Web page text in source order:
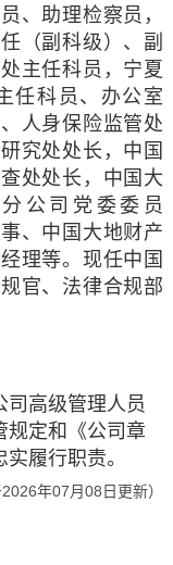
、助理检察员，
（副科级）、副
主任科员，宁夏
任科员、办公室
人身保险监管处
究处处长，中国
处处长，中国大
公司党委委员
、中国大地财产
理等。现任中国
官、法律合规部
司高级管理人员
规定和《公司章
履行职责。
2026年07月08日更新）